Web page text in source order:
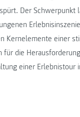
Der Schwerpunkt
Kernelemente einer
für die
einer Erlebnistour